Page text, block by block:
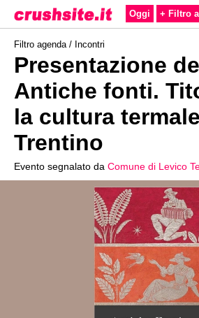
Oggi + Filtro
Filtro agenda / Incontri
Presentazione
Antiche fonti.
la cultura
Trentino
Evento segnalato da Comune di Levico